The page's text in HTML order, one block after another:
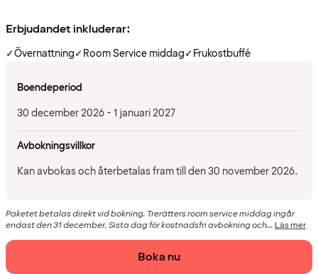
Erbjudandet inkluderar:
✓Övernattning✓Room Service middag✓Frukostbuffé
Boendeperiod
30 december 2026 - 1 januari 2027
Avbokningsvillkor
Kan avbokas och återbetalas fram till den 30 november 2026.
Paketet betalas direkt vid bokning. Trerätters room service middag ingår
endast den 31 december. Sista dag för kostnadsfri avbokning och... Läs mer
Boka nu